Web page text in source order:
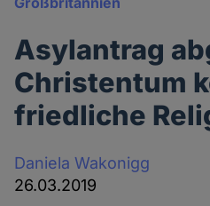
Asylantrag
Christentum
friedliche
Daniela Wakonigg
26.03.2019